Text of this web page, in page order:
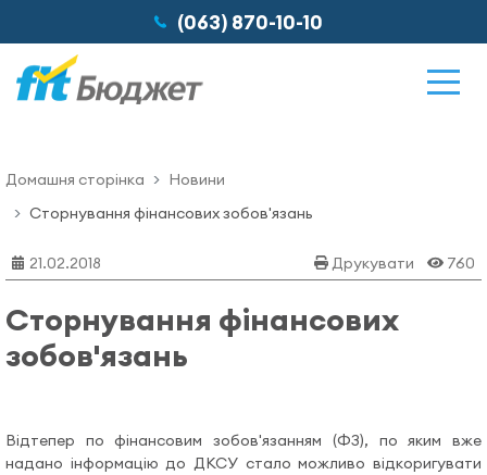
(063) 870-10-10
Можливості
Відгуки
Про нас
Домашня сторінка
Новини
Сторнування фінансових зобов'язань
21.02.2018 Друкувати 760
Сторнування фінансових
зобов'язань
Відтепер по фінансовим зобов'язанням (ФЗ), по яким вже
надано інформацію до ДКСУ стало можливо відкоригувати